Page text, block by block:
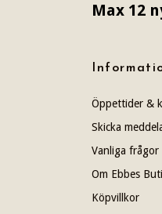
Max 12
Öppettider &
Skicka
Vanliga frågor
Om Ebbes
Köpvillkor